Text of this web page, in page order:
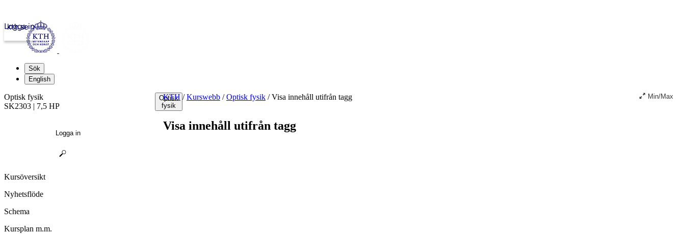
kth.se
Logga in
Sök
English
Optisk
fysik
KTH / Kurswebb / Optisk fysik /Visa innehåll utifrån tagg Min/Max
Visa innehåll utifrån tagg
Optisk fysik
SK2303 | 7,5 HP
Logga in
Kursöversikt
Nyhetsflöde
Schema
Kursplan m.m.